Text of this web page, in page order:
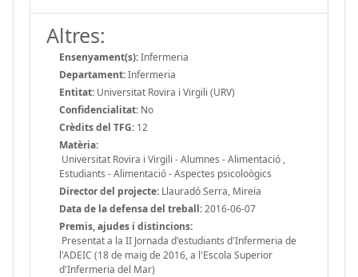
Altres:
Ensenyament(s):Infermeria
Departament:Infermeria
Entitat: Universitat Rovira i Virgili (URV)
Confidencialitat: No
Crèdits del TFG: 12
Matèria:
Universitat Rovira i Virgili - Alumnes - Alimentació ,
Estudiants - Alimentació - Aspectes psicoloògics
Director del projecte: Llauradó Serra, Mireia
Data de la defensa del treball:2016-06-07
Premis, ajudes i distincions:
Presentat a la II Jornada d'estudiants d'Infermeria de
l'ADEIC (18 de maig de 2016, a l'Escola Superior
d'Infermeria del Mar)